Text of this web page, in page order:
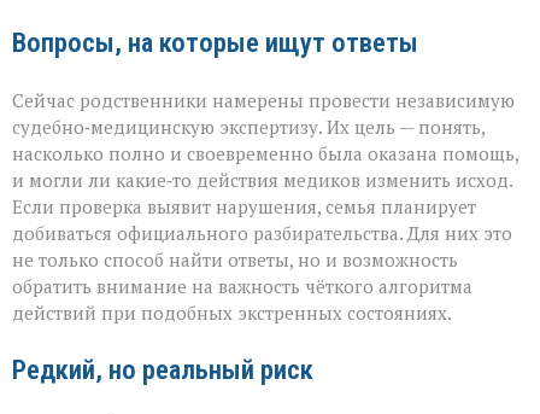
Вопросы, на которые ищут ответы
Сейчас родственники намерены провести независимую
судебно‑медицинскую экспертизу. Их цель — понять,
насколько полно и своевременно была оказана помощь,
и могли ли какие‑то действия медиков изменить исход.
Если проверка выявит нарушения, семья планирует
добиваться официального разбирательства. Для них это
не только способ найти ответы, но и возможность
обратить внимание на важность чёткого алгоритма
действий при подобных экстренных состояниях.
Редкий, но реальный риск